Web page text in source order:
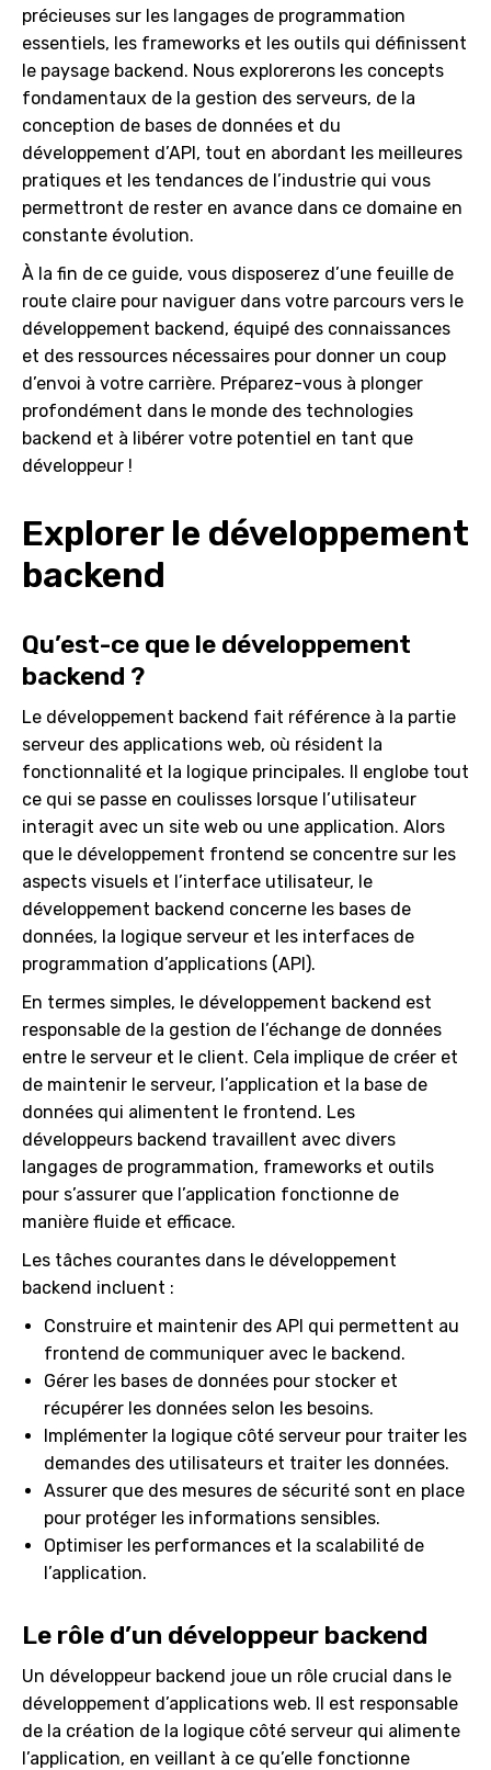
précieuses sur les langages de programmation
essentiels, les frameworks et les outils qui définissent
le paysage backend. Nous explorerons les concepts
fondamentaux de la gestion des serveurs, de la
conception de bases de données et du
développement d’API, tout en abordant les meilleures
pratiques et les tendances de l’industrie qui vous
permettront de rester en avance dans ce domaine en
constante évolution.
À la fin de ce guide, vous disposerez d’une feuille de
route claire pour naviguer dans votre parcours vers le
développement backend, équipé des connaissances
et des ressources nécessaires pour donner un coup
d’envoi à votre carrière. Préparez-vous à plonger
profondément dans le monde des technologies
backend et à libérer votre potentiel en tant que
développeur !
Explorer le développement
backend
Qu’est-ce que le développement
backend ?
Le développement backend fait référence à la partie
serveur des applications web, où résident la
fonctionnalité et la logique principales. Il englobe tout
ce qui se passe en coulisses lorsque l’utilisateur
interagit avec un site web ou une application. Alors
que le développement frontend se concentre sur les
aspects visuels et l’interface utilisateur, le
développement backend concerne les bases de
données, la logique serveur et les interfaces de
programmation d’applications (API).
En termes simples, le développement backend est
responsable de la gestion de l’échange de données
entre le serveur et le client. Cela implique de créer et
de maintenir le serveur, l’application et la base de
données qui alimentent le frontend. Les
développeurs backend travaillent avec divers
langages de programmation, frameworks et outils
pour s’assurer que l’application fonctionne de
manière fluide et efficace.
Les tâches courantes dans le développement
backend incluent :
Construire et maintenir des API qui permettent au
frontend de communiquer avec le backend.
Gérer les bases de données pour stocker et
récupérer les données selon les besoins.
Implémenter la logique côté serveur pour traiter les
demandes des utilisateurs et traiter les données.
Assurer que des mesures de sécurité sont en place
pour protéger les informations sensibles.
Optimiser les performances et la scalabilité de
l’application.
Le rôle d’un développeur backend
Un développeur backend joue un rôle crucial dans le
développement d’applications web. Il est responsable
de la création de la logique côté serveur qui alimente
l’application, en veillant à ce qu’elle fonctionne